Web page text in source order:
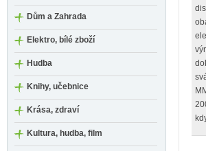
Dům a Zahrada
Elektro, bílé zboží
Hudba
Knihy, učebnice
Krása, zdraví
Kultura, hudba, film